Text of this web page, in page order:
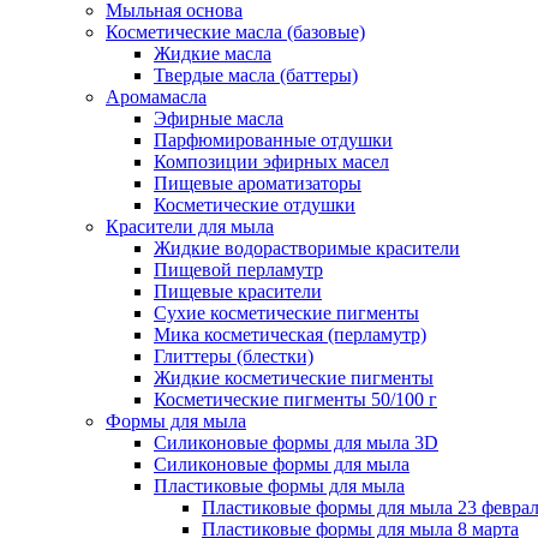
Мыльная основа
Косметические масла (базовые)
Жидкие масла
Твердые масла (баттеры)
Аромамасла
Эфирные масла
Парфюмированные отдушки
Композиции эфирных масел
Пищевые ароматизаторы
Косметические отдушки
Красители для мыла
Жидкие водорастворимые красители
Пищевой перламутр
Пищевые красители
Сухие косметические пигменты
Мика косметическая (перламутр)
Глиттеры (блестки)
Жидкие косметические пигменты
Косметические пигменты 50/100 г
Формы для мыла
Силиконовые формы для мыла 3D
Силиконовые формы для мыла
Пластиковые формы для мыла
Пластиковые формы для мыла 23
Пластиковые формы для мыла 8 марта